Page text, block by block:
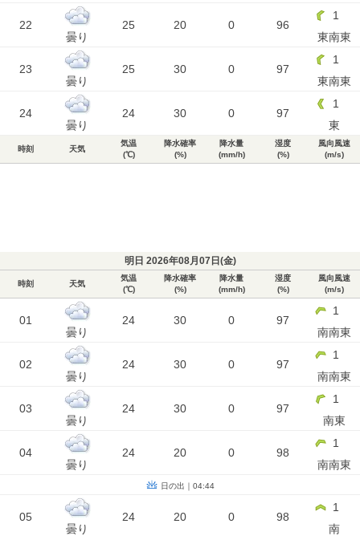
22
曇り
25 20 0 96
1
東南東
23
曇り
25 30 0 97
1
東南東
24
曇り
24 30 0 97
1
東
時刻 天気
気温
(℃)
降水確率
(%)
降水量
(mm/h)
湿度
(%)
風向風速
(m/s)
明日 2026年08月07日(金)
時刻 天気
気温
(℃)
降水確率
(%)
降水量
(mm/h)
湿度
(%)
風向風速
(m/s)
01
曇り
24 30 0 97
1
南南東
02
曇り
24 30 0 97
1
南南東
03
曇り
24 30 0 97
1
南東
04
曇り
24 20 0 98
1
南南東
日の出｜04:44
05
曇り
24 20 0 98
1
南